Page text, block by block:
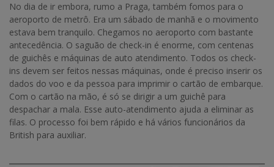
No dia de ir embora, rumo a Praga, também fomos para o
aeroporto de metrô. Era um sábado de manhã e o movimento
estava bem tranquilo. Chegamos no aeroporto com bastante
antecedência. O saguão de check-in é enorme, com centenas
de guichês e máquinas de auto atendimento. Todos os check-
ins devem ser feitos nessas máquinas, onde é preciso inserir os
dados do voo e da pessoa para imprimir o cartão de embarque.
Com o cartão na mão, é só se dirigir a um guichê para
despachar a mala. Esse auto-atendimento ajuda a eliminar as
filas. O processo foi bem rápido e há vários funcionários da
British para auxiliar.